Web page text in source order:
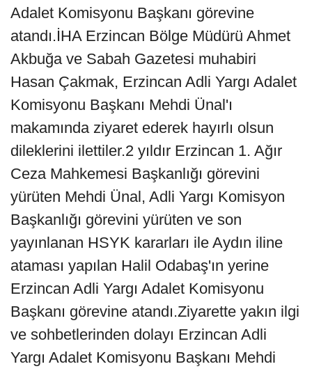
Adalet Komisyonu Başkanı görevine
atandı.İHA Erzincan Bölge Müdürü Ahmet
Akbuğa ve Sabah Gazetesi muhabiri
Hasan Çakmak, Erzincan Adli Yargı Adalet
Komisyonu Başkanı Mehdi Ünal'ı
makamında ziyaret ederek hayırlı olsun
dileklerini ilettiler.2 yıldır Erzincan 1. Ağır
Ceza Mahkemesi Başkanlığı görevini
yürüten Mehdi Ünal, Adli Yargı Komisyon
Başkanlığı görevini yürüten ve son
yayınlanan HSYK kararları ile Aydın iline
ataması yapılan Halil Odabaş'ın yerine
Erzincan Adli Yargı Adalet Komisyonu
Başkanı görevine atandı.Ziyarette yakın ilgi
ve sohbetlerinden dolayı Erzincan Adli
Yargı Adalet Komisyonu Başkanı Mehdi